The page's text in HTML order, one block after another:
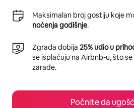
Maksimalan broj gostiju koje
noćenja godišnje.
Zgrada dobija 25% udio u
se isplaćuju na Airbnb-u, što
zarade.
Počnite da